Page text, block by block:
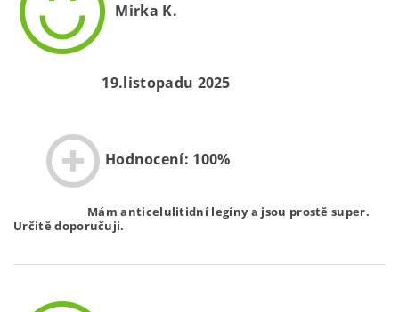
Mirka K.
19.listopadu 2025
Hodnocení: 100%
Mám anticelulitidní legíny a jsou prostě super.
Určitě doporučuji.